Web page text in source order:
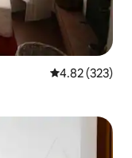
Calificación
4.82 (323)